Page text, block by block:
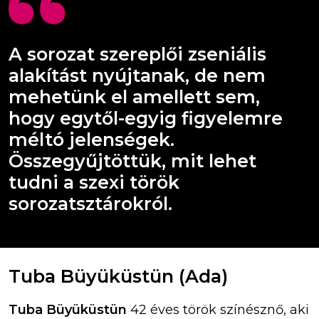
A sorozat szereplői zseniális
alakítást nyújtanak, de nem
mehetünk el amellett sem,
hogy egytől-egyig figyelemre
méltó jelenségek.
Összegyűjtöttük, mit lehet
tudni a szexi török
sorozatsztárokról.
Tuba Büyüküstün (Ada)
Tuba Büyüküstün 42 éves török színésznő, aki